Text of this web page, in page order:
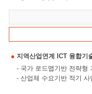
지역산업연계 ICT 융합기
- 국가 로드맵기반 전략형
- 산업체 수요기반 적기